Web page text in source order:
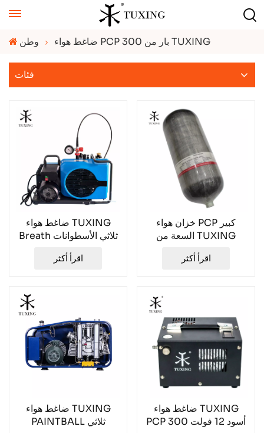
وطن ضاغط هواء PCP 300 بار من TUXING
فئات
ضاغط هواء TUXING
Breath ثلاثي الأسطوانات
TXESB054
اقرأ أكثر
خزان هواء PCP كبير
السعة من TUXING
اقرأ أكثر
ضاغط هواء TUXING
PAINTBALL ثلاثي
ضاغط هواء TUXING
PCP أسود 12 فولت 300